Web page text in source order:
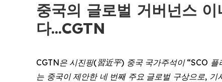
중국의 글로벌 거버넌스
다...CGTN
CGTN은 시진핑(習近平) 중국 국가주석이“SCO 플
는 중국이 제안한 네 번째 주요 글로벌 구상으로, 기